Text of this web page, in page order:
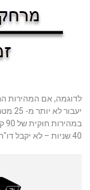
40 שניות – לא יקבל דו"ח: